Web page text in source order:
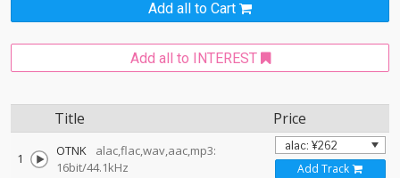
Add all to Cart
Add all to INTEREST
Title Price
1 OTNK
alac,flac,wav,aac,mp3:
16bit/44.1kHz
Add Track